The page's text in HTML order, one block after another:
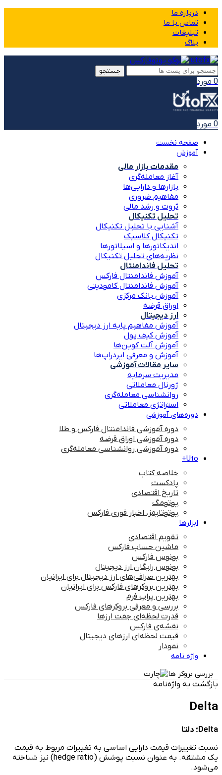
درباره ما
تماس با ما
تبلیغات
بلاگ
جستجو
0 مورد
0 مورد
صفحه نخست
آموزش
مقدمات بازار مالی
آغاز معامله‌گری
بازارها و دارایی‌ها
مفاهیم ضروری
ثروت و رشد مالی
تحلیل تکنیکال
آشنایی با تحلیل تکنیکال
تکنیکال کلاسیک
اندیکاتورها و اسیلاتورها
نظریه‌های تحلیل تکنیکال
تحلیل فاندامنتال
آموزش فاندامنتال فارکس
آموزش فاندامنتال کامودیتی
آموزش بانک مرکزی
اوراق قرضه
ارز دیجیتال
آموزش مفاهیم پایه ارز دیجیتال
آموزش کیف پول
آموزش آلت کوین‌ها
آموزش و معرفی ایردراپ‌ها
سایر مقالات آموزشی
مدیریت سرمایه
ژورنال معاملاتی
روانشناسی معامله‌گری
استراتژی معاملاتی
دوره‌های آموزشی
دوره آموزشی فاندامنتال فارکس و طلا
دوره آموزشی اوراق قرضه
دوره آموزشی روانشناسی معامله‌گری
Uto+
خلاصه کتاب
پادکست
تاریخ اقتصادی
یوتومگ
یوتوتایمز، اخبار فوری فارکس
ابزارها
تقویم اقتصادی
ماشین حساب فارکس
بونوس فارکس
بونوس رایگان ارز دیجیتال
بهترین صرافی‌های ارز دیجیتال برای ایرانیان
بهترین بروکرهای فارکس برای ایرانیان
بهترین پراپ‌ فرم
بررسی و معرفی بروکرهای فارکس
قدرت لحظه‌ای جفت ارزها
نقشه‌ی فارکس
قیمت لحظه‌ای ارزهای دیجیتال
نمودار
واژه نامه
بررسی بروکر ها
بازگشت به واژه‌نامه
Delta
Delta؛ دلتا
نسبت تغییرات قیمت دارایی اساسی به تغییرات مربوط به قیمت
یک مشتقه. به عنوان نسبت پوشش (hedge ratio) نیز شناخته
می‌شود.